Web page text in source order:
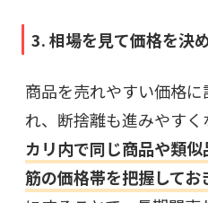
3. 相場を見て価格を決
商品を売れやすい価格
れ、断捨離も進みやすく
カリ内で同じ商品や類
筋の価格帯を把握してお